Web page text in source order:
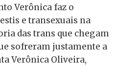
Verônica faz o
e transexuais na
das trans que chegam
sofreram justamente a
Verônica Oliveira,